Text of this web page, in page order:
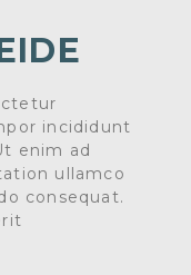
incididunt
enim ad
ullamco
consequat.